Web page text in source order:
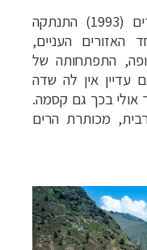
כמדינה שרק בסוף המאה העשרים (1993) התנתקה
האזורים העניים,
התפתחותה של
עדיין אין לה שדה
בכך גם קסמה.
מכותרת הרים